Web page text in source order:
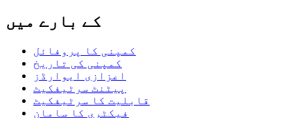
کے بارے میں
کمپنی کا پروفائل
کمپنی کی تاریخ
اعزازی ایوارڈز
پیٹنٹ سرٹیفکیٹ
قابلیت کا سرٹیفکیٹ
فیکٹری کا سامان